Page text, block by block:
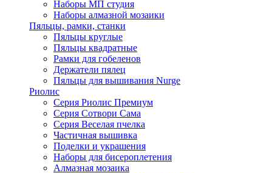
Наборы МП студия
Наборы алмазной мозаики
Пяльцы, рамки, станки
Пяльцы круглые
Пяльцы квадратные
Рамки для гобеленов
Держатели пялец
Пяльцы для вышивания Nurge
Риолис
Серия Риолис Премиум
Серия Сотвори Сама
Серия Веселая пчелка
Частичная вышивка
Поделки и украшения
Наборы для бисероплетения
Алмазная мозаика